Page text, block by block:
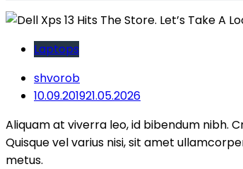
Laptops
shvorob
10.09.201921.05.2026
Aliquam at viverra leo, id bibendum nibh.
Quisque vel varius nisi, sit amet
metus.